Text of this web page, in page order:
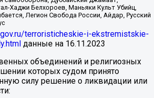
Хаджи Белхороев, Маньяки Культ Убийц,
Легион Свобода России, Айдар, Русский
terroristicheskie-i-ekstremistskie-
данные на 16.11.2023
объединений и религиозных
которых судом принято
силу решение о ликвидации или